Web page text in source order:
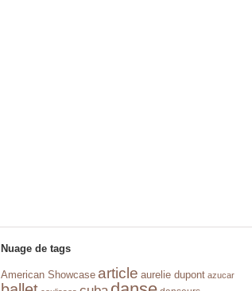
Nuage de tags
American Showcase article aurelie dupont azucar